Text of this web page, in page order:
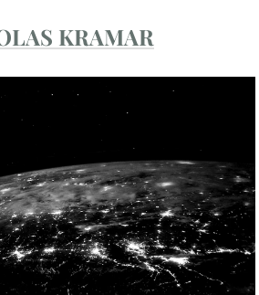
KRAMAR